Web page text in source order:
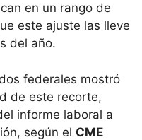
en un rango de
este ajuste las lleve
del año.
federales mostró
de este recorte,
informe laboral a
según el CME